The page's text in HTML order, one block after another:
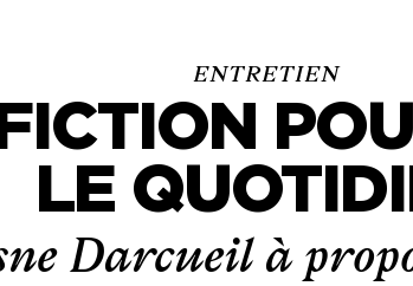
ENTRETIEN
LE
Darcueil à